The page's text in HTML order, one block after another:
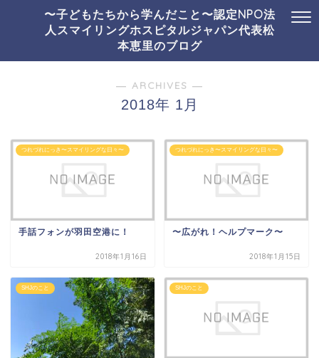
〜子どもたちから学んだこと〜認定NPO法
人スマイリングホスピタルジャパン代表松
本恵里のブログ
― ARCHIVES ―
2018年 1月
つれづれにっき〜スマイリングな日々〜
手話フォンが羽田空港に！
2018年1月16日
つれづれにっき〜スマイリングな日々〜
〜広がれ！ヘルプマーク〜
2018年1月15日
SHJのこと SHJのこと